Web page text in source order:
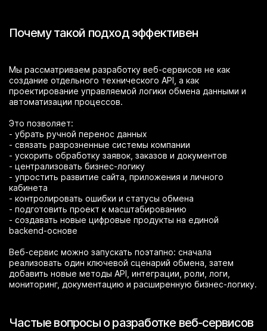
Почему такой подход эффективен
Мы рассматриваем разработку веб-сервисов не как
создание отдельного технического API, а как
проектирование управляемой логики обмена данными и
автоматизации процессов.
Это позволяет:
- убрать ручной перенос данных
- связать разрозненные системы компании
- ускорить обработку заявок, заказов и документов
- централизовать бизнес-логику
- упростить развитие сайта, приложения и личного
кабинета
- контролировать ошибки и статусы обмена
- подготовить проект к масштабированию
- создавать новые цифровые продукты на единой
backend-основе
Веб-сервис можно запускать поэтапно: сначала
реализовать один ключевой сценарий обмена, затем
добавить новые методы API, интеграции, роли, логи,
мониторинг, документацию и расширенную бизнес-логику.
Частые вопросы о разработке веб-сервисов